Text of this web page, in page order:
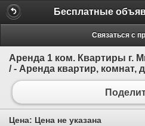
Связаться с
Аренда 1 ком. Квартиры г.
/ - Аренда квартир, комнат,
Цена: Цена не указана